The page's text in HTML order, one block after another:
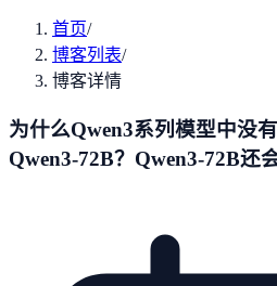
首页/
博客列表/
博客详情
为什么Qwen3系列模型中没
Qwen3-72B？Qwen3-72B还